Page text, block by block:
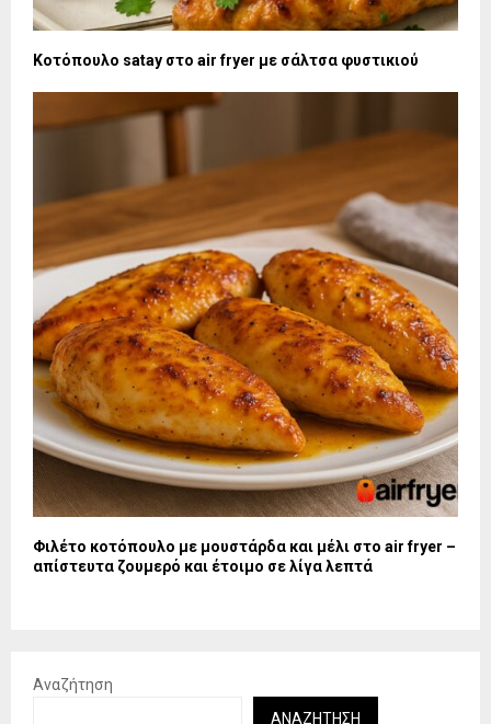
Κοτόπουλο satay στο air fryer με σάλτσα φυστικιού
Φιλέτο κοτόπουλο με μουστάρδα και μέλι στο air fryer –
απίστευτα ζουμερό και έτοιμο σε λίγα λεπτά
Αναζήτηση
ΑΝΑΖΉΤΗΣΗ